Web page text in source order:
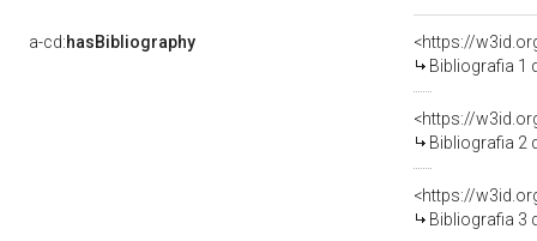
a-cd:hasBibliography
<https://
Bibliografia 1
<https://
Bibliografia 2
<https://
Bibliografia 3